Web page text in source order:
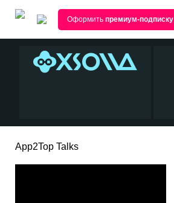
Оформить премиум-подписку
App2Top Talks